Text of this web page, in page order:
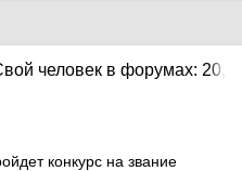
конкурс на звание